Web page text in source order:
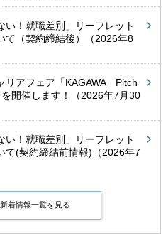
い！就職差別」リーフレット
て（契約締結後）（2026年8
リアフェア「KAGAWA Pitch
開催します！（2026年7月30
い！就職差別」リーフレット
て(契約締結前情報)（2026年7
着情報一覧を見る